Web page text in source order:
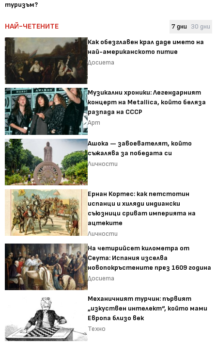
туризъм?
НАЙ-ЧЕТЕНИТЕ 7 дни 30 дни
Как обезглавен крал даде името на
най-американското питие
Досиета
Музикални хроники: Легендарният
концерт на Metallica, който беляза
разпада на СССР
Арт
Ашока — завоевателят, който
съжалява за победата си
Личности
Ернан Кортес: как петстотин
испанци и хиляди индиански
съюзници сриват империята на
ацтеките
Личности
На четирийсет километра от
Сеута: Испания изселва
новопокръстените през 1609 година
Досиета
Механичният турчин: първият
„изкуствен интелект“, който мами
Европа близо век
Техно